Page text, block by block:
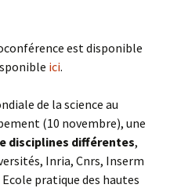
est disponible
ici.
de la science au
(10 novembre), une
disciplines différentes,
Inria, Cnrs, Inserm
pratique des hautes